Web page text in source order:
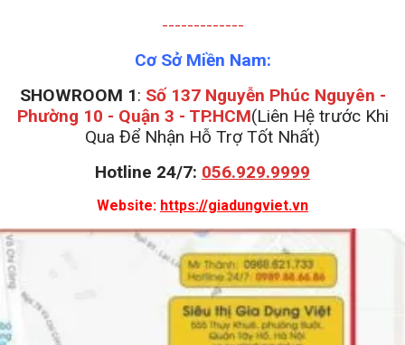
-------------
Cơ Sở Miền Nam:
SHOWROOM 1: Số 137 Nguyễn Phúc Nguyên -
Phường 10 - Quận 3 - TP.HCM(Liên Hệ trước Khi
Qua Để Nhận Hỗ Trợ Tốt Nhất)
Hotline 24/7: 056.929.9999
Website: https://giadungviet.vn